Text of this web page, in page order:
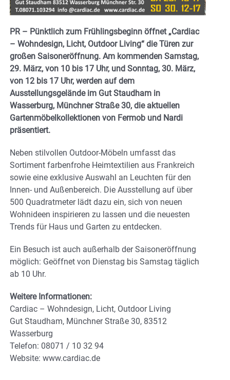
PR – Pünktlich zum Frühlingsbeginn öffnet „Cardiac
– Wohndesign, Licht, Outdoor Living“ die Türen zur
großen Saisoneröffnung. Am kommenden Samstag,
29. März, von 10 bis 17 Uhr, und Sonntag, 30. März,
von 12 bis 17 Uhr, werden auf dem
Ausstellungsgelände im Gut Staudham in
Wasserburg, Münchner Straße 30, die aktuellen
Gartenmöbelkollektionen von Fermob und Nardi
präsentiert.
Neben stilvollen Outdoor-Möbeln umfasst das
Sortiment farbenfrohe Heimtextilien aus Frankreich
sowie eine exklusive Auswahl an Leuchten für den
Innen- und Außenbereich. Die Ausstellung auf über
500 Quadratmeter lädt dazu ein, sich von neuen
Wohnideen inspirieren zu lassen und die neuesten
Trends für Haus und Garten zu entdecken.
Ein Besuch ist auch außerhalb der Saisoneröffnung
möglich: Geöffnet von Dienstag bis Samstag täglich
ab 10 Uhr.
Weitere Informationen:
Cardiac – Wohndesign, Licht, Outdoor Living
Gut Staudham, Münchner Straße 30, 83512
Wasserburg
Telefon: 08071 / 10 32 94
Website: www.cardiac.de